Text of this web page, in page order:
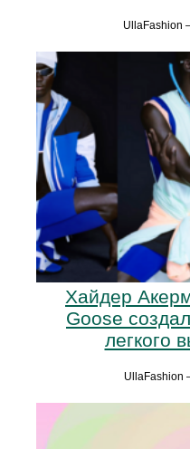
UllaFashion
Хайдер
Goose
легкого
UllaFashion